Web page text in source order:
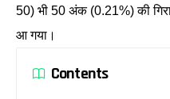
50) भी 50 अंक (0.21%) की
आ गया।
Contents